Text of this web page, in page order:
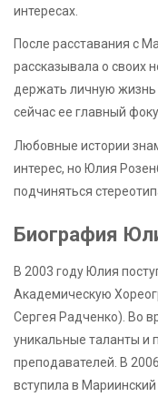
интересах.
После расставания с
рассказывала о своих
держать личную жизнь
сейчас ее главный
Любовные истории
интерес, но Юлия
подчиняться
Биография
В 2003 году Юлия
Академическую
Сергея Радченко). Во
уникальные таланты и
преподавателей. В
вступила в